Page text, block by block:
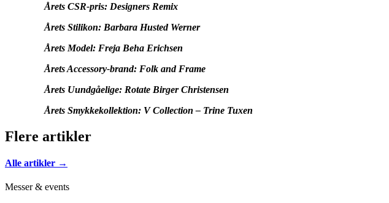
Årets CSR-pris: Designers Remix
Årets Stilikon: Barbara Husted Werner
Årets Model: Freja Beha Erichsen
Årets Accessory-brand: Folk and Frame
Årets Uundgåelige: Rotate Birger Christensen
Årets Smykkekollektion: V Collection – Trine Tuxen
Flere artikler
Alle artikler →
Messer & events